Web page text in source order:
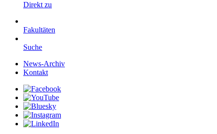
Direkt zu
Fakultäten
Suche
News-Archiv
Kontakt